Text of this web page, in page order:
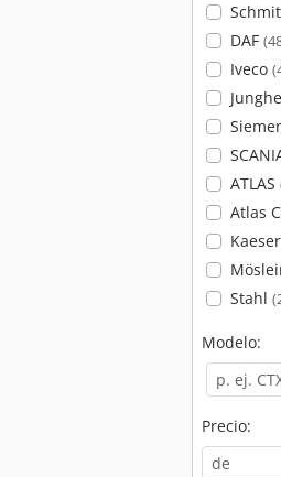
DAF
Iveco
ATLAS
Atlas
Kaeser
Stahl
Modelo:
Precio: